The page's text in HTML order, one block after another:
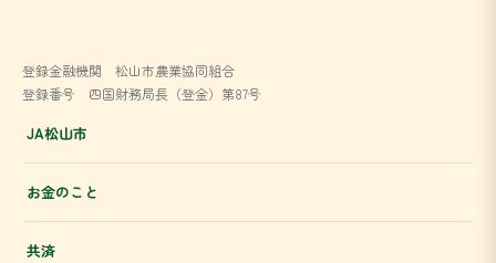
登録金融機関 松山市農業協同組合
登録番号 四国財務局長（登金）第87号
JA松山市
お金のこと
共済